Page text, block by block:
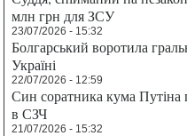
млн грн для ЗСУ
23/07/2026 - 15:32
Болгарський воротила
Україні
22/07/2026 - 12:59
Син соратника кума Путіна
в СЗЧ
21/07/2026 - 15:32